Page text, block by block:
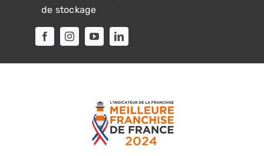
de stockage